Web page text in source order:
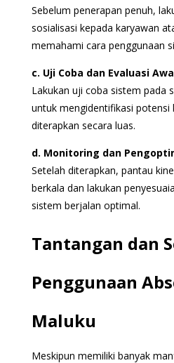
Sebelum penerapan penuh,
sosialisasi kepada karyawan
memahami cara penggunaan
c. Uji Coba dan Evaluasi
Lakukan uji coba sistem pada
untuk mengidentifikasi potensi
diterapkan secara luas.
d. Monitoring dan
Setelah diterapkan, pantau
berkala dan lakukan
sistem berjalan optimal.
Tantangan dan
Penggunaan
Maluku
Meskipun memiliki banyak